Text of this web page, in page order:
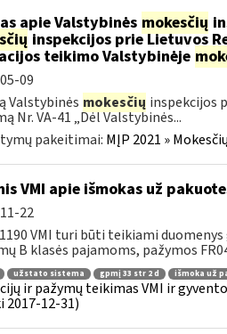
apie Valstybinės mokesčių
inspekcijos prie Lietuvos
teikimo Valstybinėje
09
Valstybinės mokesčių inspekcijos
Nr. VA-41 „Dėl Valstybinės...
pakeitimai: MĮP 2021 »
VMI apie išmokas už
22
VMI turi būti teikiami
B klasės pajamoms, pažymos
užstato sistema gpmį 33 str 2 d išmoka už
ir pažymų teikimas VMI ir
2017-12-31)